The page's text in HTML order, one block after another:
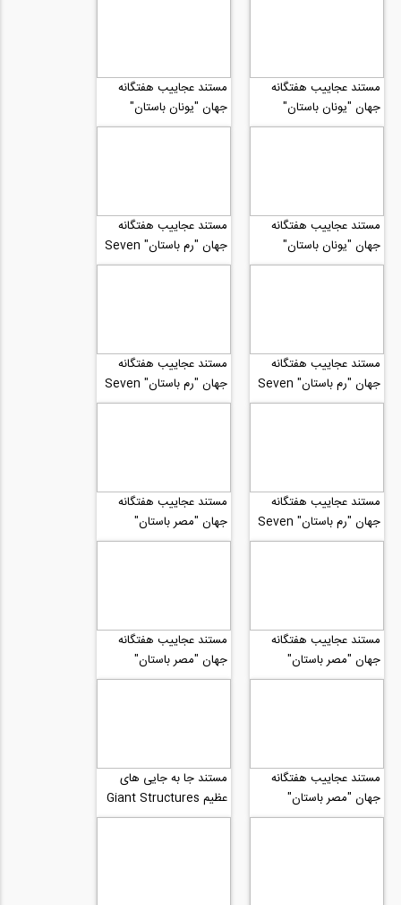
مستند عجاییب هفتگانه
جهان "یونان باستان"
Seven Wonders of
مستند عجاییب هفتگانه
جهان "یونان باستان"
Seven Wonders of
مستند عجاییب هفتگانه
جهان "یونان باستان"
Seven Wonders of
مستند عجاییب هفتگانه
جهان "رم باستان" Seven
Wonders of Ancient
مستند عجاییب هفتگانه
جهان "رم باستان" Seven
Wonders of Ancient
مستند عجاییب هفتگانه
جهان "رم باستان" Seven
Wonders of Ancient
مستند عجاییب هفتگانه
جهان "رم باستان" Seven
Wonders of Ancient
مستند عجاییب هفتگانه
جهان "مصر باستان"
Seven Wonders of
مستند عجاییب هفتگانه
جهان "مصر باستان"
Seven Wonders of
مستند عجاییب هفتگانه
جهان "مصر باستان"
Seven Wonders of
مستند عجاییب هفتگانه
جهان "مصر باستان"
Seven Wonders of
مستند جا به جایی های
عظیم Giant Structures
بخش 4